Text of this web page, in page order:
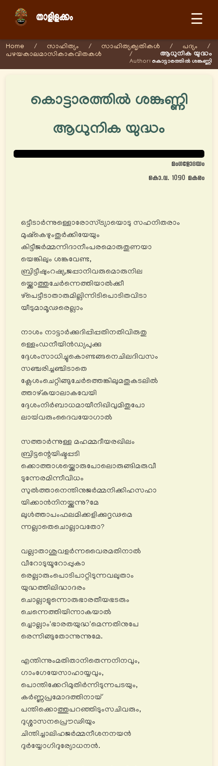
☰
Home / സാഹിത്യം / സാഹിത്യക‍ൃതികള്‍ / പദ്യം
/
പഴയകാലമാസികാകവിതകള്‍
/ ആധുനിക യുദ്ധം
Author: കൊട്ടാരത്തിൽ ശങ്കുണ്ണി
കൊട്ടാരത്തിൽ ശങ്കുണ്ണി
ആധുനിക യുദ്ധം
മംഗളോദയം
കൊ.വ. 1090 മകരം
ഒട്ടീടാർന്നുള്ളൊരോസ്ട്ര്യായൊടു സഹനിതരാം
മുഷ്കെഴുംതുർക്കിയേയും
കിട്ടീജർമ്മന്നിദാനീംപരമൊരുതുണയാ
യെങ്കിലും ശങ്കവേണ്ട,
ബ്രിട്ടീഷുംറഷ്യ,ജപ്പാനിവരുമൊരുനില
യ്ക്കൊത്തുചേർന്നെത്തിയാൽക്കീ
ഴ്പെട്ടീടാതാരുമില്ലിന്നിടിപൊടിതവിടാ
യീടുമാമൂഢരെല്ലാം
നാശം നാട്ടാർക്കുദിപ്പിപ്പതിനതിവിരുതു
ള്ളെംഡനീയിൻഡ്യപുക്കു
ദ്ദേശംസാധിച്ചുകൊണ്ടങ്ങനെചിലദിവസം
സഞ്ചരിച്ചഞ്ചിടാതെ
ക്ലേശംചെറ്റിങ്ങുചേർത്തെങ്കിലുമതുകടലിൽ
ത്താഴ്കയാലാകവേയി
ദ്ദേശംനിർബാധമായീനിഖിവുമിതുപോ
ലായ്‍വരുംദൈവയോഗാൽ
സത്താർന്നുള്ള മഹമ്മദീയരഖിലം
ബ്രിട്ടന്റെയിഷ്ടപ്പടി
ക്കൊത്താശയ്ക്കൊരുപോലൊരുങ്ങിമരുവീ
ടുന്നേരമിന്നീവിധം
സുൽത്താനെന്തിനുജർമ്മനിക്കിഹസഹാ
യിക്കാൻനിനയ്ക്കുന്നു?മേ
ലുൾത്താപംഫലമിക്കളിക്കുദൃഢമെ
ന്നല്ലാതെചൊല്ലാവതോ?
വല്ലാതാശുവളർന്നവൈരമതിനാൽ
വീറോടുയൂറോപ്പുകാ
രെല്ലാരുംപൊടിപാറ്റിടുന്നവലുതാം
യുദ്ധത്തിലിദ്ധാദരം
ചൊല്ലാളുന്നൊരുഭാരതീയഭടരും
ചെന്നെത്തിയിന്നാകയാൽ
ച്ചൊല്ലാം'ഭാരതയുദ്ധ'മെന്നതിനുപേ
രെന്നിങ്ങുതോന്നുന്നുമേ.
എന്തിന്നുംമതിതാനിതെന്നനിനവും,
ഗാംഗേയേസാഹായ്യവും,
പൊന്തിക്കേറിമുതിർന്നിടുന്നപടയും,
കർണ്ണപ്രമോദത്തിനായ്
പന്തിക്കൊത്തുപറഞ്ഞിടുംസചിവരും,
ദുശ്ശാസനപ്രൌഢിയും
ചിന്തിച്ചാലിഹജർമ്മനീശനനയൻ
ദുർയ്യോഗിദുര്യോധനൻ.